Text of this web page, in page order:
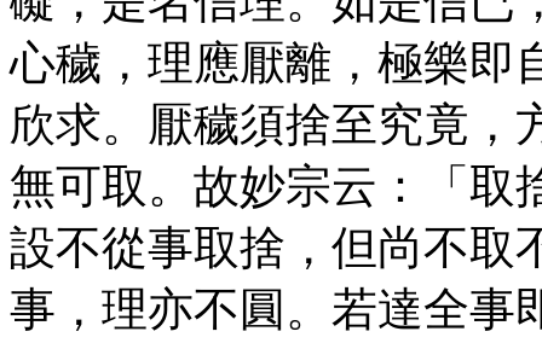
心穢，理應厭離，極樂即
欣求。厭穢須捨至究竟，
無可取。故妙宗云：「取
設不從事取捨，但尚不取
事，理亦不圓。若達全事